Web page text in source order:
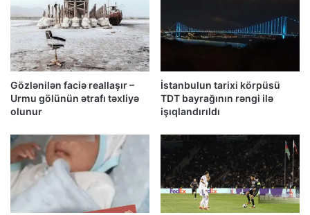
Gözlənilən faciə reallaşır –
Urmu gölünün ətrafı təxliyə
olunur
İstanbulun tarixi körpüsü
TDT bayrağının rəngi ilə
işıqlandırıldı